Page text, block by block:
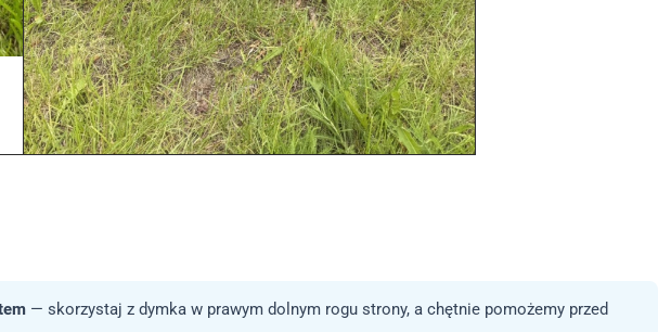
— skorzystaj z dymka w prawym dolnym rogu strony, a chętnie pomożemy przed